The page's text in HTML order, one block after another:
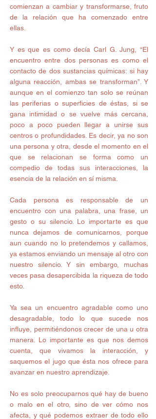
comienzan a cambiar y transformarse, fruto
de la relación que ha comenzado entre
ellas.
Y es que es como decía Carl G. Jung, “El
encuentro entre dos personas es como el
contacto de dos sustancias químicas: si hay
alguna reacción, ambas se transforman”. Y
aunque en el comienzo tan solo se reúnan
las periferias o superficies de éstas, si se
gana intimidad o se vuelve más cercana,
poco a poco pueden llegar a unirse sus
centros o profundidades. Es decir, ya no son
una persona y otra, desde el momento en el
que se relacionan se forma como un
compedio de todas sus interacciones, la
esencia de la relación en sí misma.
Cada persona es responsable de un
encuentro con una palabra, una frase, un
gesto o su silencio. Lo importarte es que
nunca dejamos de comunicarnos, porque
aun cuando no lo pretendemos y callamos,
ya estamos enviando un mensaje al otro con
nuestro silencio. Y sin embargo, muchas
veces pasa desapercibida la riqueza de todo
esto.
Ya sea un encuentro agradable como uno
desagradable, todo lo que sucede nos
influye, permitiéndonos crecer de una u otra
manera. Lo importante es que nos demos
cuenta, que vivamos la interacción, y
saquemos el jugo que ésta nos ofrece para
avanzar en nuestro aprendizaje.
No es solo preocuparnos qué hay de bueno
o malo en el otro, sino de ver cómo nos
afecta, y qué podemos extraer de todo ello